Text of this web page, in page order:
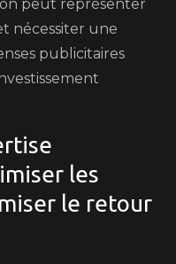
peut représenter
nécessiter une
publicitaires
les
le retour